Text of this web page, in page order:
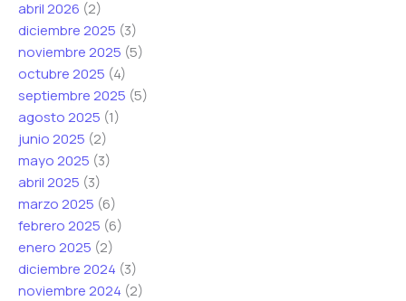
e
o
e
l
e
c
t
r
ó
n
i
c
o
o
C
o
r
r
e
o
t
r
ó
n
i
c
o
*
abril 2026 (2)
diciembre 2025 (3)
noviembre 2025 (5)
octubre 2025 (4)
septiembre 2025 (5)
agosto 2025 (1)
junio 2025 (2)
mayo 2025 (3)
abril 2025 (3)
marzo 2025 (6)
febrero 2025 (6)
enero 2025 (2)
diciembre 2024 (3)
noviembre 2024 (2)